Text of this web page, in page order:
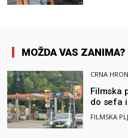
MOŽDA VAS ZANIMA?
CRNA
Filmska
do sefa
FILMSKA